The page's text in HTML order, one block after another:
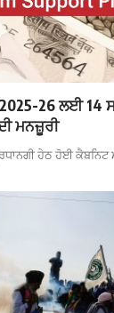
26 ਲਈ 14
ਮਨਜ਼ੂਰੀ
ਹੇਠ ਹੋਈ ਕੈਬਨਿਟ